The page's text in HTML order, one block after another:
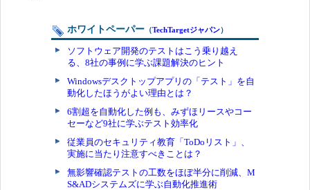
ホワイトペーパー （TechTargetジャパン）
ソフトウェア開発のテストはこう乗り越え
る、8社の事例に学ぶ課題解決のヒント
Windowsデスクトップアプリの「テスト」を自
動化したほうがよい理由とは？
6割超を自動化した例も、みずほリースやコー
セーなど9社に学ぶテスト効率化
従業員のセキュリティ教育「ToDoリスト」、
実施に当たり注意すべきことは？
無影響確認テストの工数をほぼ半分に削減、M
S&ADシステムズに学ぶ自動化推進術